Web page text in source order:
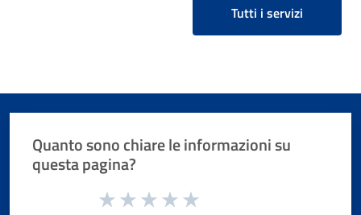
Tutti i servizi
Quanto sono chiare le informazioni su
questa pagina?
Valuta da 1 a 5 stelle la pagina